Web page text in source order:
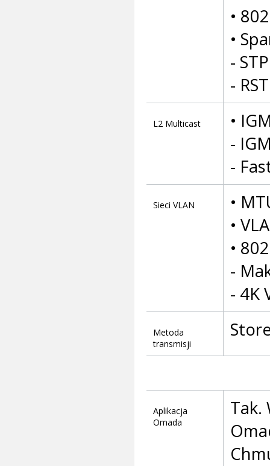
•
•
-
-
L2 Multicast
•
-
-
Sieci VLAN
•
•
•
-
- 4K
Metoda
transmisji
Aplikacja
Omada
Tak.